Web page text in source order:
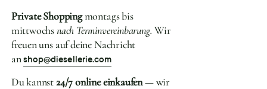
Private Shoppingmontags bis
mittwochsnach Terminvereinbarung. Wir
freuen uns auf deine Nachricht
anshop@diesellerie.com
Du kannst24/7 online einkaufen— wir